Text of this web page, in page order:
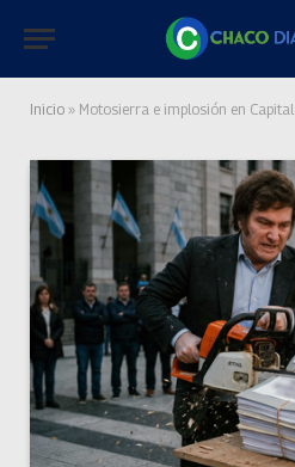
Inicio » Motosierra e implosión en Capital Humano: